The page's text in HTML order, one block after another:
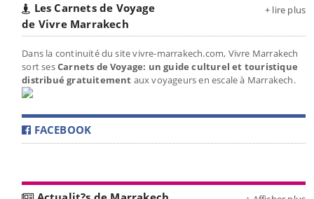
Les Carnets de Voyage
de Vivre Marrakech
+ lire plus
Dans la continuité du site vivre-marrakech.com, Vivre Marrakech
sort sesCarnets de Voyage: un guide culturel et touristique
distribué gratuitement aux voyageurs en escale à Marrakech.
FACEBOOK